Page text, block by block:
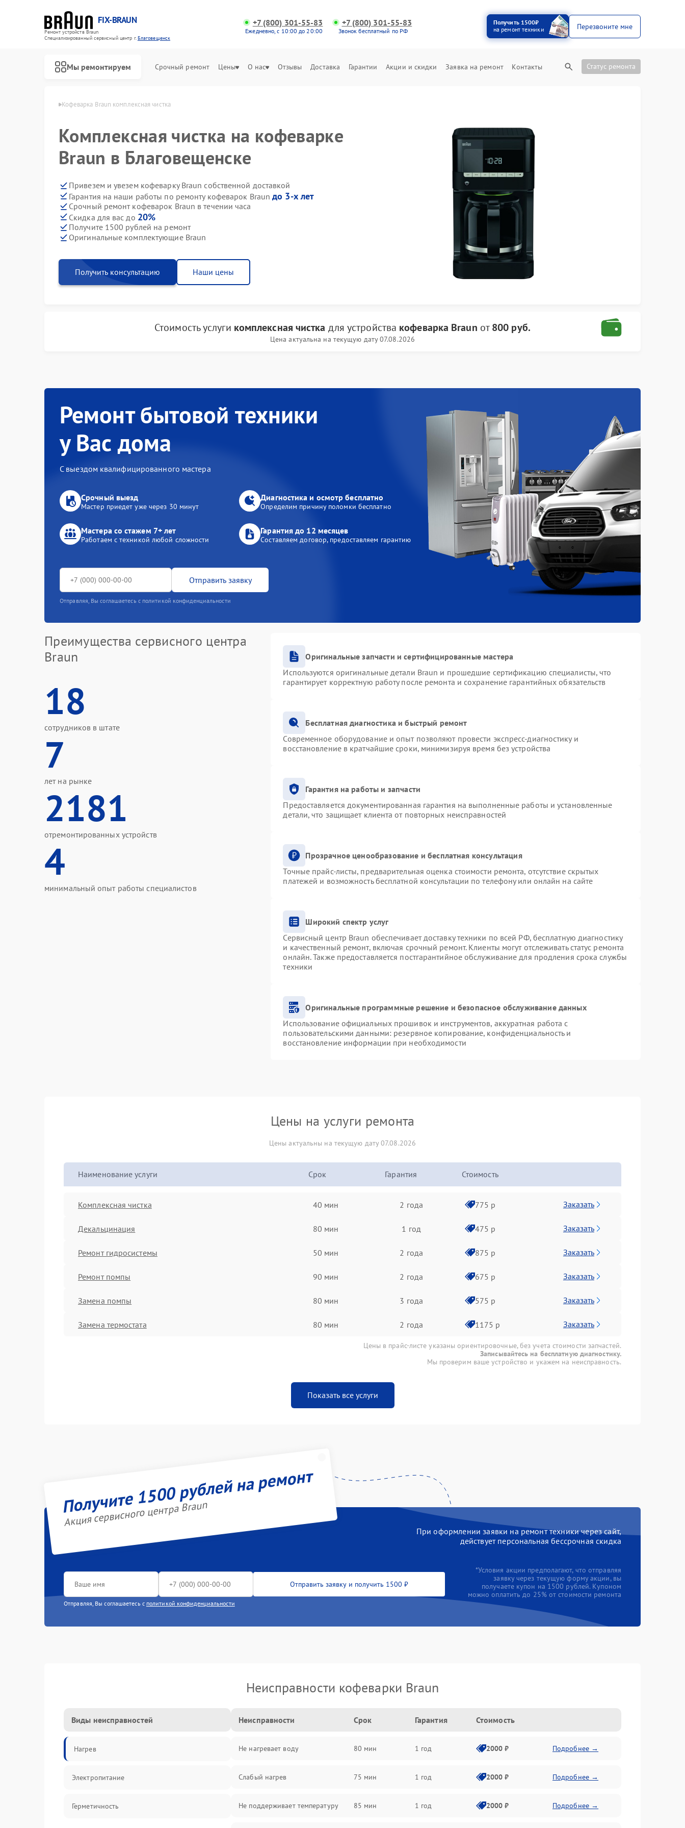
FIX-BRAUN
Ремонт устройств Braun
Специализированный cервисный центр г.Благовещенск
+7 (800) 301-55-83
Ежедневно, с 10:00 до 20:00
+7 (800) 301-55-83
Звонок бесплатный по РФ
Получить 1500₽
на ремонт техники
Перезвоните мне
Мы ремонтируем Срочный ремонт Цены О нас Отзывы Доставка Гарантии Акции и скидки Заявка на ремонт Контакты Статус ремонта
Кофеварка Braun комплексная чистка
Комплексная чистка на кофеварке
Braun в Благовещенске
Привезем и увезем кофеварку Braun собственной доставкой
Гарантия на наши работы по ремонту кофеварок Braunдо 3-х лет
Срочный ремонт кофеварок Braun в течении часа
Скидка для вас до 20%
Получите 1500 рублей на ремонт
Оригинальные комплектующие Braun
Получить консультацию Наши цены
Стоимость услуги комплексная чистка для устройства кофеварка Braun от800 руб.
Цена актуальна на текущую дату 07.08.2026
Ремонт бытовой техники
у Вас дома
С выездом квалифицированного мастера
Срочный выезд
Мастер приедет уже через 30 минут
Диагностика и осмотр бесплатно
Определим причину поломки бесплатно
Мастера со стажем 7+ лет
Работаем с техникой любой сложности
Гарантия до 12 месяцев
Составляем договор, предоставляем гарантию
Отправить заявку
Отправляя, Вы соглашаетесь с политикой конфиденциальности
Преимущества сервисного центра
Braun
18
сотрудников в штате
7
лет на рынке
2181
отремонтированных устройств
4
минимальный опыт работы специалистов
Оригинальные запчасти и сертифицированные мастера
Используются оригинальные детали Braun и прошедшие сертификацию специалисты, что
гарантирует корректную работу после ремонта и сохранение гарантийных обязательств
Бесплатная диагностика и быстрый ремонт
Современное оборудование и опыт позволяют провести экспресс-диагностику и
восстановление в кратчайшие сроки, минимизируя время без устройства
Гарантия на работы и запчасти
Предоставляется документированная гарантия на выполненные работы и установленные
детали, что защищает клиента от повторных неисправностей
Прозрачное ценообразование и бесплатная консультация
Точные прайс-листы, предварительная оценка стоимости ремонта, отсутствие скрытых
платежей и возможность бесплатной консультации по телефону или онлайн на сайте
Широкий спектр услуг
Сервисный центр Braun обеспечивает доставку техники по всей РФ, бесплатную диагностику
и качественный ремонт, включая срочный ремонт. Клиенты могут отслеживать статус ремонта
онлайн. Также предоставляется постгарантийное обслуживание для продления срока службы
техники
Оригинальные программные решение и безопасное обслуживание данных
Использование официальных прошивок и инструментов, аккуратная работа с
пользовательскими данными: резервное копирование, конфиденциальность и
восстановление информации при необходимости
Цены на услуги ремонта
Цены актуальны на текущую дату 07.08.2026
Наименование услуги Срок Гарантия Стоимость
Комплексная чистка 40 мин 2 года 775 р Заказать
Декальцинация 80 мин 1 год 475 р Заказать
Ремонт гидросистемы 50 мин 2 года 875 р Заказать
Ремонт помпы 90 мин 2 года 675 р Заказать
Замена помпы 80 мин 3 года 575 р Заказать
Замена термостата 80 мин 2 года 1175 р Заказать
Цены в прайс-листе указаны ориентировочные, без учета стоимости запчастей.
Записывайтесь на бесплатную диагностику.
Мы проверим ваше устройство и укажем на неисправность.
Показать все услуги
Получите 1500 рублей на ремонт
Акция сервисного центра Braun
При оформлении заявки на ремонт техники через сайт,
действует персональная бессрочная скидка
Отправить заявку и получить 1500 ₽
Отправляя, Вы соглашаетесь с политикой конфиденциальности
*Условия акции предполагают, что отправляя
заявку через текущую форму акции, вы
получаете купон на 1500 рублей. Купоном
можно оплатить до 25% от стоимости ремонта
Неисправности кофеварки Braun
Виды неисправностей
Нагрев
Электропитание
Герметичность
Неисправности Срок Гарантия Стоимость
Не нагревает воду 80 мин 1 год 2000 ₽ Подробнее →
Слабый нагрев 75 мин 1 год 2000 ₽ Подробнее →
Не поддерживает температуру 85 мин 1 год 2000 ₽ Подробнее →